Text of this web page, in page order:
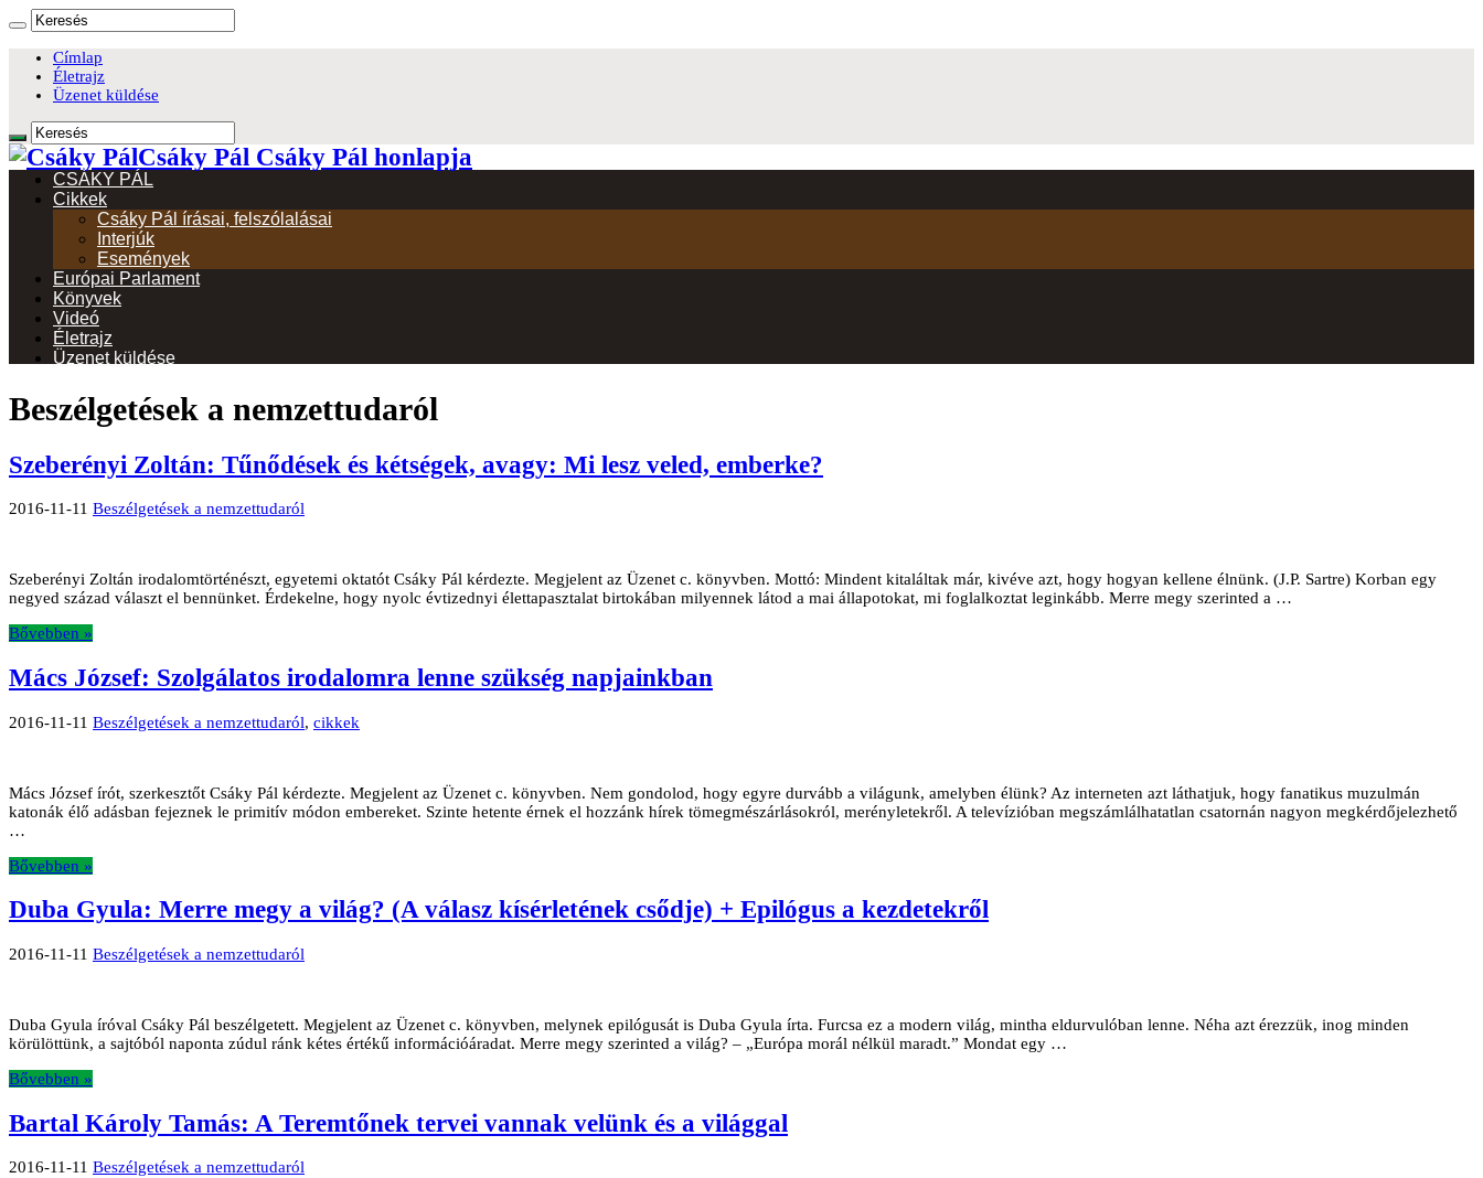
Címlap
Életrajz
Üzenet küldése
Csáky Pál Csáky Pál honlapja
CSÁKY PÁL
Cikkek
Csáky Pál írásai, felszólalásai
Interjúk
Események
Európai Parlament
Könyvek
Videó
Életrajz
Üzenet küldése
Beszélgetések a nemzettudaról
Szeberényi Zoltán: Tűnődések és kétségek, avagy: Mi lesz veled, emberke?
2016-11-11 Beszélgetések a nemzettudaról
Szeberényi Zoltán irodalomtörténészt, egyetemi oktatót Csáky Pál kérdezte. Megjelent az Üzenet c. könyvben. Mottó: Mindent kitaláltak már, kivéve azt, hogy hogyan kellene élnünk. (J.P. Sartre) Korban egy
negyed század választ el bennünket. Érdekelne, hogy nyolc évtizednyi élettapasztalat birtokában milyennek látod a mai állapotokat, mi foglalkoztat leginkább. Merre megy szerinted a …
Bővebben »
Mács József: Szolgálatos irodalomra lenne szükség napjainkban
2016-11-11 Beszélgetések a nemzettudaról, cikkek
Mács József írót, szerkesztőt Csáky Pál kérdezte. Megjelent az Üzenet c. könyvben. Nem gondolod, hogy egyre durvább a világunk, amelyben élünk? Az interneten azt láthatjuk, hogy fanatikus muzulmán
katonák élő adásban fejeznek le primitív módon embereket. Szinte hetente érnek el hozzánk hí­rek tömegmészárlásokról, merényletekről. A televízióban megszámlálha­tatlan csatornán nagyon megkérdőjelezhető
…
Bővebben »
Duba Gyula: Merre megy a világ? (A válasz kísérletének csődje) + Epilógus a kezdetekről
2016-11-11 Beszélgetések a nemzettudaról
Duba Gyula íróval Csáky Pál beszélgetett. Megjelent az Üzenet c. könyvben, melynek epilógusát is Duba Gyula írta. Furcsa ez a modern világ, mintha eldurvulóban lenne. Néha azt érez­zük, inog minden
körülöttünk, a sajtóból naponta zúdul ránk kétes értékű információáradat. Merre megy szerinted a világ? – „Európa morál nélkül maradt.” Mondat egy …
Bővebben »
Bartal Károly Tamás: A Teremtőnek tervei vannak velünk és a világgal
2016-11-11 Beszélgetések a nemzettudaról